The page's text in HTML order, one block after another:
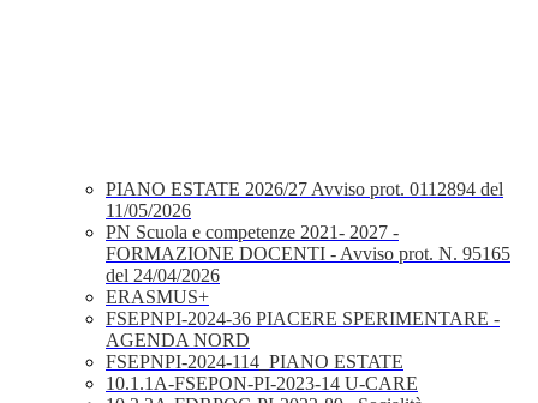
PIANO ESTATE 2026/27 Avviso prot. 0112894 del
11/05/2026
PN Scuola e competenze 2021- 2027 -
FORMAZIONE DOCENTI - Avviso prot. N. 95165
del 24/04/2026
ERASMUS+
FSEPNPI-2024-36 PIACERE SPERIMENTARE -
AGENDA NORD
FSEPNPI-2024-114_PIANO ESTATE
10.1.1A-FSEPON-PI-2023-14 U-CARE